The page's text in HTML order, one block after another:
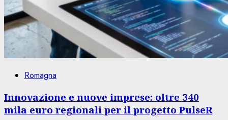
Romagna
Innovazione e nuove imprese: oltre 340
mila euro regionali per il progetto PulseR